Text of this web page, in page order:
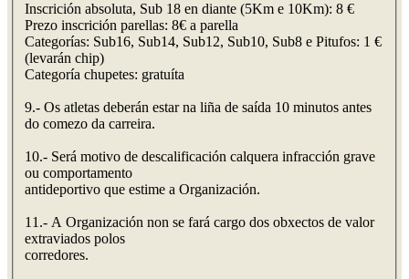
Inscrición absoluta, Sub 18 en diante (5Km e 10Km): 8 €
Prezo inscrición parellas: 8€ a parella
Categorías: Sub16, Sub14, Sub12, Sub10, Sub8 e Pitufos: 1 €
(levarán chip)
Categoría chupetes: gratuíta
9.- Os atletas deberán estar na liña de saída 10 minutos antes
do comezo da carreira.
10.- Será motivo de descalificación calquera infracción grave
ou comportamento
antideportivo que estime a Organización.
11.- A Organización non se fará cargo dos obxectos de valor
extraviados polos
corredores.